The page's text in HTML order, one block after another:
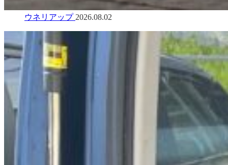
ウネリアップ 2026.08.02